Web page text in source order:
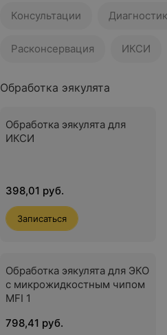
Консультации
Расконсервация ИКСИ
Обработка эякулята
Обработка эякулята для
ИКСИ
398,01 руб.
Записаться
Обработка эякулята для ЭКО
с микрожидкостным чипом
MFI 1
798,41 руб.